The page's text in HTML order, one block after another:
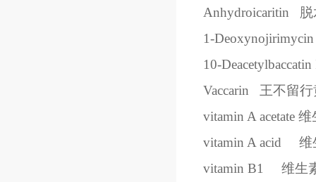
Anhydroicaritin
1-Deoxynojirimycin
10-
Vaccarin
王不留
vitamin A acetate 维
vitamin A acid
维
vitamin B1
维生